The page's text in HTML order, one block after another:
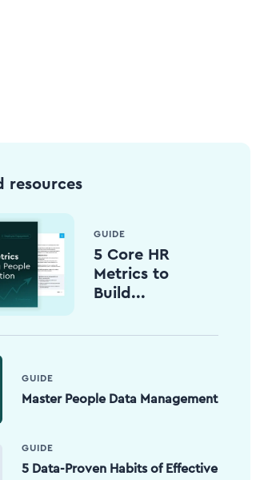
resources
GUIDE
5 Core HR
Metrics to
Build...
GUIDE
Master People Data Management
GUIDE
5 Data-Proven Habits of Effective